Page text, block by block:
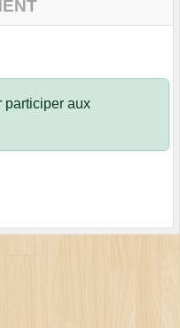
participer aux